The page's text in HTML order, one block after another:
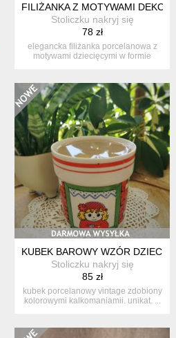
FILIŻANKA Z MOTYWAMI
Stoliczku nakryj się
78 zł
elegancka filiżanka porcelanowa z
motywami dziecięcymi w formie
KUBEK BAROWY WZÓR
Stoliczku nakryj się
85 zł
kubek porcelanowy vintage zdobiony
kolorowymi kalkomaniamii. unikat. ...